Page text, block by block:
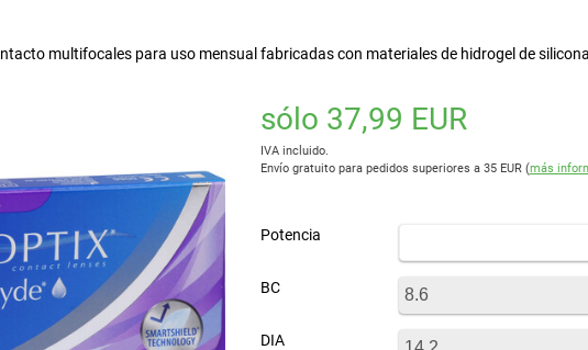
multifocales para uso mensual fabricadas con materiales de hidrogel de
sólo 37,99 EUR
IVA incluido.
Envío gratuito para pedidos superiores a 35 EUR (más
Potencia
BC
DIA